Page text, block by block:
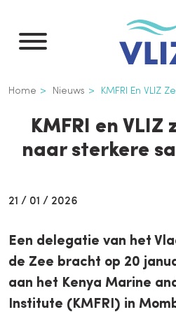
naar
inhoud
Kruimelpad
Home Nieuws KMFRI En VLIZ
KMFRI en VLIZ
naar sterkere
21 / 01 / 2026
Een delegatie van het
de Zee bracht op 20
aan het Kenya Marine
Institute (KMFRI) in